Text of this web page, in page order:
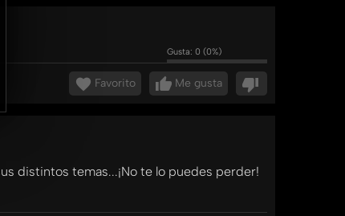
Gusta: 0 (0%)
Me gusta
Favorito
distintos temas...¡No te lo puedes perder!